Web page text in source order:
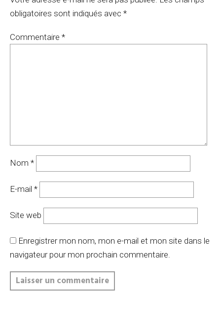
obligatoires sont indiqués avec *
Commentaire *
Nom *
E-mail *
Site web
Enregistrer mon nom, mon e-mail et mon site dans le
navigateur pour mon prochain commentaire.